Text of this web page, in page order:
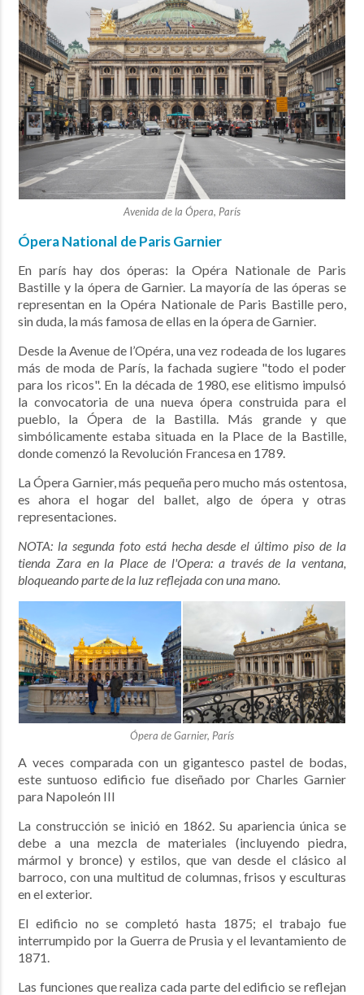
Avenida de la Ópera, París
Ópera National de Paris Garnier
En parís hay dos óperas: la Opéra Nationale de Paris
Bastille y la ópera de Garnier. La mayoría de las óperas se
representan en la Opéra Nationale de Paris Bastille pero,
sin duda, la más famosa de ellas en la ópera de Garnier.
Desde la Avenue de l’Opéra, una vez rodeada de los lugares
más de moda de París, la fachada sugiere "todo el poder
para los ricos". En la década de 1980, ese elitismo impulsó
la convocatoria de una nueva ópera construida para el
pueblo, la Ópera de la Bastilla. Más grande y que
simbólicamente estaba situada en la Place de la Bastille,
donde comenzó la Revolución Francesa en 1789.
La Ópera Garnier, más pequeña pero mucho más ostentosa,
es ahora el hogar del ballet, algo de ópera y otras
representaciones.
NOTA: la segunda foto está hecha desde el último piso de la
tienda Zara en la Place de l'Opera: a través de la ventana,
bloqueando parte de la luz reflejada con una mano.
Ópera de Garnier, París
A veces comparada con un gigantesco pastel de bodas,
este suntuoso edificio fue diseñado por Charles Garnier
para Napoleón III
La construcción se inició en 1862. Su apariencia única se
debe a una mezcla de materiales (incluyendo piedra,
mármol y bronce) y estilos, que van desde el clásico al
barroco, con una multitud de columnas, frisos y esculturas
en el exterior.
El edificio no se completó hasta 1875; el trabajo fue
interrumpido por la Guerra de Prusia y el levantamiento de
1871.
Las funciones que realiza cada parte del edificio se reflejan